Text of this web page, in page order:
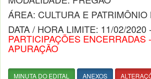
ÁREA: CULTURA E PATRIMÔNIO
DATA / HORA LIMITE: 11/02/2020
PARTICIPAÇÕES ENCERRADAS
APURAÇÃO
MINUTA DO EDITAL ANEXOS